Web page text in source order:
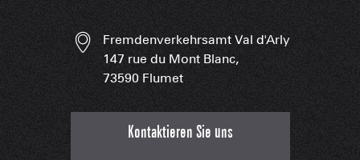
Fremdenverkehrsamt Val d'Arly
147 rue du Mont Blanc,
73590 Flumet
Kontaktieren Sie uns